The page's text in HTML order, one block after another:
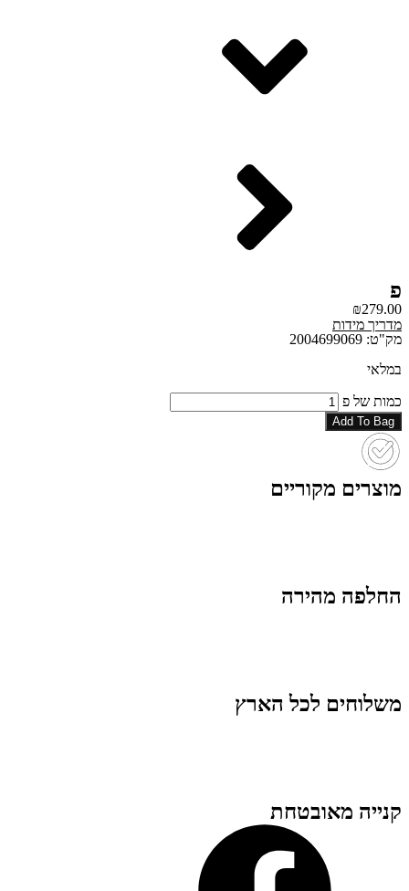
פ
₪279.00
מדריך מידות
מק"ט: 2004699069
במלאי
כמות של פ
Add To Bag
מוצרים מקוריים
החלפה מהירה
משלוחים לכל הארץ
קנייה מאובטחת